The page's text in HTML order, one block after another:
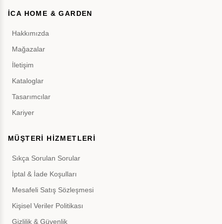
İCA HOME & GARDEN
Hakkımızda
Mağazalar
İletişim
Kataloglar
Tasarımcılar
Kariyer
MÜŞTERİ HİZMETLERİ
Sıkça Sorulan Sorular
İptal & İade Koşulları
Mesafeli Satış Sözleşmesi
Kişisel Veriler Politikası
Gizlilik & Güvenlik